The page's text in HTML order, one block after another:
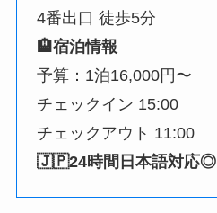
4番出口 徒歩5分
🏨宿泊情報
予算：1泊16,000円〜
チェックイン 15:00
チェックアウト 11:00
🇯🇵24時間日本語対応◎